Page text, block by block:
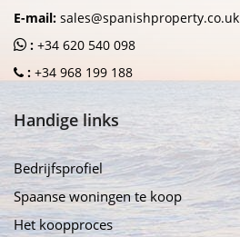
E-mail: sales@spanishproperty.co.uk
: +34 620 540 098
: +34 968 199 188
Handige links
Bedrijfsprofiel
Spaanse woningen te koop
Het koopproces